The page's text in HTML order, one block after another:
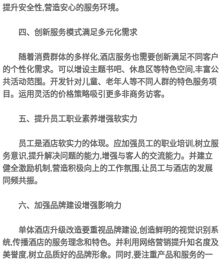
提升安全性,营造安心的服务环境。
四、创新服务模式满足多元化需求
随着消费群体的多样化,酒店服务也需要创新满足不同客户
的个性化需求。可以增设主题书吧、休息区等特色空间,丰富公
共活动范围。开发针对儿童、老年人等不同人群的特色服务项
目。运用灵活的价格策略吸引更多非商务访客。
五、提升员工职业素养增强软实力
员工是酒店软实力的体现。应加强员工的职业培训,树立服
务意识,提升解决问题的能力,增强与客人的交流能力。并建立
健全激励机制,营造积极向上的工作氛围,让员工与酒店的发展
同频共振。
六、加强品牌建设增强影响力
单体酒店升级改造要重视品牌建设,创造鲜明的视觉识别系
统,传播酒店的服务理念和特色。并利用网络营销提升知名度及
美誉度,树立品质好的品牌形象。同时,要注重产品和服务的一